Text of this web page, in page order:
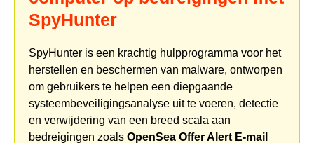
SpyHunter
SpyHunter is een krachtig hulpprogramma voor het
herstellen en beschermen van malware, ontworpen
om gebruikers te helpen een diepgaande
systeembeveiligingsanalyse uit te voeren, detectie
en verwijdering van een breed scala aan
bedreigingen zoals OpenSea Offer Alert E-mail